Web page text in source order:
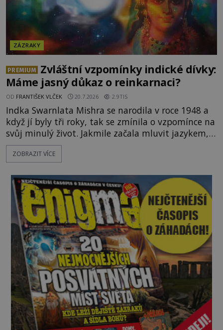
ZÁZRAKY
PREMIUM
Zvláštní vzpomínky indické dívky:
Máme jasný důkaz o reinkarnaci?
OD FRANTIŠEK VLČEK 20.7.2026 2.9TIS
Indka Swarnlata Mishra se narodila v roce 1948 a
když jí byly tři roky, tak se zmínila o vzpomínce na
svůj minulý život. Jakmile začala mluvit jazykem,
který nikdo nezná, začali rodiče její podivné
chování brát vážně. Je snad důkazem reinkarnace?
Na první pohled se zdá, že to bu
ZOBRAZIT VÍCE